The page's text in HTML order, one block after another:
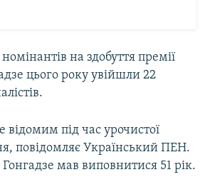
на здобуття премії
цього року увійшли 22
відомим під час урочистої
повідомляє Український ПЕН.
мав виповнитися 51 рік.